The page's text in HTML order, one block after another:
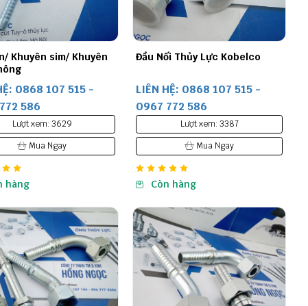
Khuyên sim/ Khuyên
0868 107 515 -
586
Lượt xem: 3629
Mua Ngay
hàng
Đầu Nối Thủy Lực Kobelco
LIÊN HỆ: 0868 107 515 -
0967 772 586
Lượt xem: 3387
Mua Ngay
Còn hàng